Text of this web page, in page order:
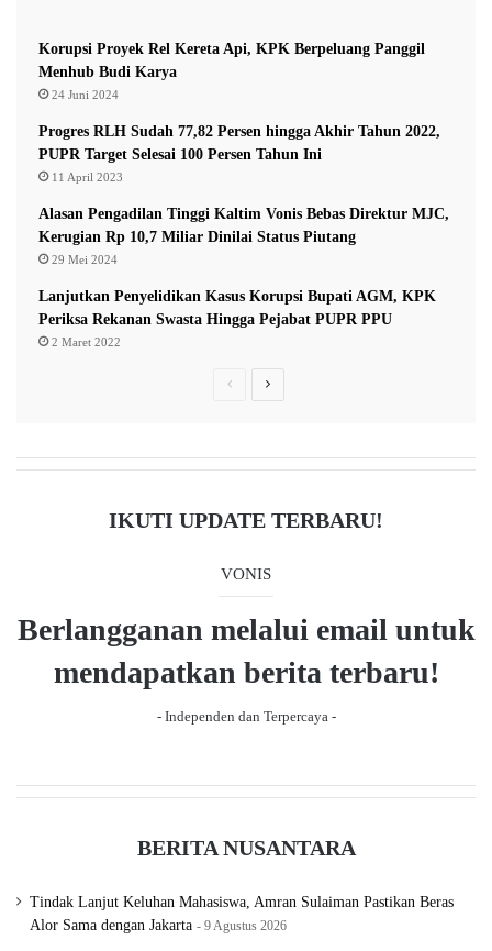
Korupsi Proyek Rel Kereta Api, KPK Berpeluang Panggil
Menhub Budi Karya
24 Juni 2024
Progres RLH Sudah 77,82 Persen hingga Akhir Tahun 2022,
PUPR Target Selesai 100 Persen Tahun Ini
11 April 2023
Alasan Pengadilan Tinggi Kaltim Vonis Bebas Direktur MJC,
Kerugian Rp 10,7 Miliar Dinilai Status Piutang
29 Mei 2024
Lanjutkan Penyelidikan Kasus Korupsi Bupati AGM, KPK
Periksa Rekanan Swasta Hingga Pejabat PUPR PPU
2 Maret 2022
u
s
p
e
e
IKUTI UPDATE TERBARU!
VONIS
Berlangganan melalui email untuk
mendapatkan berita terbaru!
- Independen dan Terpercaya -
BERITA NUSANTARA
Tindak Lanjut Keluhan Mahasiswa, Amran Sulaiman Pastikan Beras
Alor Sama dengan Jakarta
9 Agustus 2026